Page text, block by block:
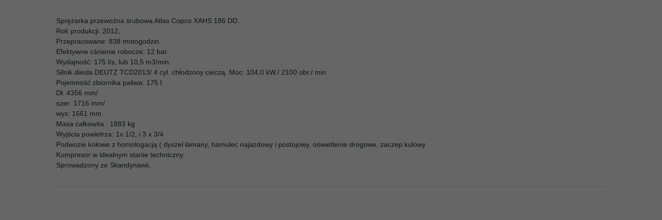
Sprężarka przewoźna śrubowa Atlas Copco XAHS 186 DD.
Rok produkcji: 2012,
Przepracowane: 838 motogodzin.
Efektywne cśnienie robocze: 12 bar.
Wydajność: 175 l/s, lub 10,5 m3/min.
Silnik diesla DEUTZ TCD2013/ 4 cyl. chłodzony cieczą. Moc: 104,0 kW./ 2100 obr./ min
Pojemność zbiornika paliwa: 175 l.
Dł: 4356 mm/
szer: 1716 mm/
wys: 1661 mm.
Masa całkowita : 1883 kg
Wyjścia powietrza: 1x 1/2, i 3 x 3/4
Podwozie kołowe z homologacją ( dyszel łamany, hamulec najazdowy i postojowy, oświetlenie drogowe, zaczep kulowy
Kompresor w idealnym stanie techniczny.
Sprowadzony ze Skandynawii,